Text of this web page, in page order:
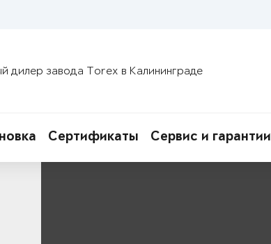
дилер завода Torex в Калининграде
Сертификаты Сервис и гарантии